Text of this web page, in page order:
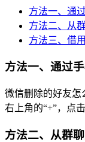
方法一、通
方法二、从
方法三、借
方法一、通过
微信删除的好友怎
右上角的“+”，点
方法二、从群